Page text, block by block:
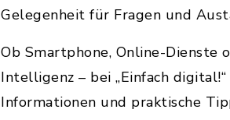
Gelegenheit für Fragen und
Ob Smartphone, Online-Dienste
Intelligenz – bei „Einfach
Informationen und praktische